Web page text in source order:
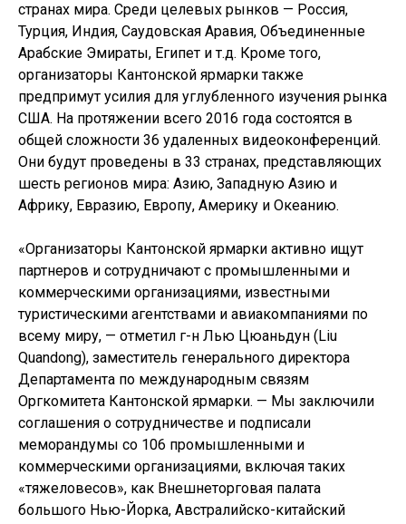
странах мира. Среди целевых рынков — Россия,
Турция, Индия, Саудовская Аравия, Объединенные
Арабские Эмираты, Египет и т.д. Кроме того,
организаторы Кантонской ярмарки также
предпримут усилия для углубленного изучения рынка
США. На протяжении всего 2016 года состоятся в
общей сложности 36 удаленных видеоконференций.
Они будут проведены в 33 странах, представляющих
шесть регионов мира: Азию, Западную Азию и
Африку, Евразию, Европу, Америку и Океанию.
«Организаторы Кантонской ярмарки активно ищут
партнеров и сотрудничают с промышленными и
коммерческими организациями, известными
туристическими агентствами и авиакомпаниями по
всему миру, — отметил г-н Лью Цюаньдун (Liu
Quandong), заместитель генерального директора
Департамента по международным связям
Оргкомитета Кантонской ярмарки. — Мы заключили
соглашения о сотрудничестве и подписали
меморандумы со 106 промышленными и
коммерческими организациями, включая таких
«тяжеловесов», как Внешнеторговая палата
большого Нью-Йорка, Австралийско-китайский